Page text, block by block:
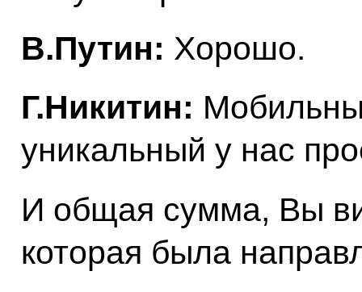
В.Путин: Хорошо.
Г.Никитин:
уникальный у нас
И общая сумма, Вы
которая была